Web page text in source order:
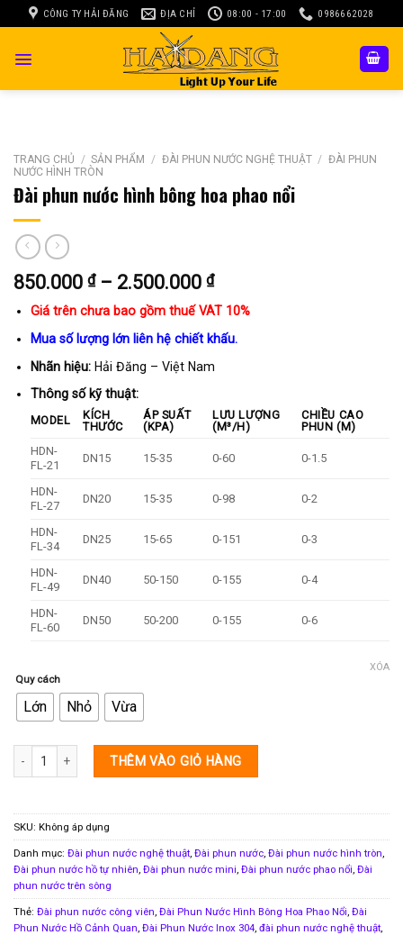
to
CÔNG TY HẢI ĐĂNG ĐỊA CHỈ 08:00 - 17:00 0986662028
TRANG CHỦ / SẢN PHẨM / ĐÀI PHUN NƯỚC NGHỆ THUẬT / ĐÀI PHUN
NƯỚC HÌNH TRÒN
Đài phun nước hình bông hoa phao nổi
850.000 ₫ – 2.500.000 ₫Khoảng
giá:
từ
850.000 ₫
2.500.000 ₫
Giá trên chưa bao gồm thuế VAT 10%
Mua số lượng lớn liên hệ chiết khấu.
Nhãn hiệu:Hải Đăng – Việt Nam
Thông số kỹ thuật:
MODEL
KÍCH
THƯỚC
ÁP SUẤT
(KPA)
LƯU LƯỢNG
(M³/H)
CHIỀU CAO
PHUN (M)
HDN-
FL-21
DN15 15-35 0-60 0-1.5
HDN-
FL-27
DN20 15-35 0-98 0-2
HDN-
FL-34
DN25 15-65 0-151 0-3
HDN-
FL-49
DN40 50-150 0-155 0-4
HDN-
FL-60
DN50 50-200 0-155 0-6
Quy cách
Lớn Nhỏ Vừa
XÓA
Đài phun nước hình bông hoa phao nổi số lượng
THÊM VÀO GIỎ HÀNG
SKU: Không áp dụng
Danh mục: Đài phun nước nghệ thuật, Đài phun nước, Đài phun nước hình tròn,
Đài phun nước hồ tự nhiên, Đài phun nước mini, Đài phun nước phao nổi, Đài
phun nước trên sông
Thẻ: Đài phun nước công viên, Đài Phun Nước Hình Bông Hoa Phao Nổi, Đài
Phun Nước Hồ Cảnh Quan, Đài Phun Nước Inox 304, đài phun nước nghệ thuật,